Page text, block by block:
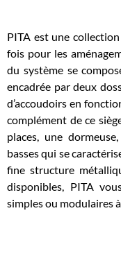
PITA est une
fois pour les
du système se
encadrée par deux
d’accoudoirs en
complément de ce
places, une
basses qui se
fine structure
disponibles, PITA
simples ou modulaires